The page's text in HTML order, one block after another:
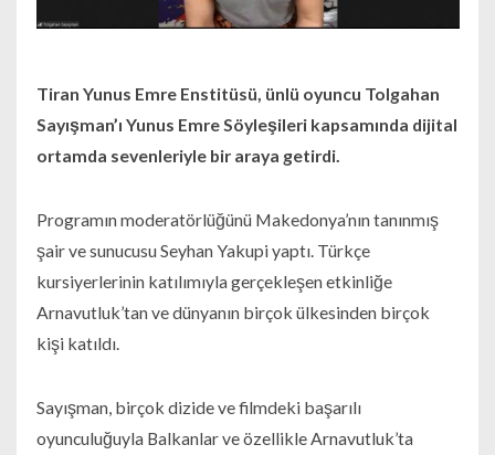
Tiran Yunus Emre Enstitüsü, ünlü oyuncu Tolgahan
Sayışman’ı Yunus Emre Söyleşileri kapsamında dijital
ortamda sevenleriyle bir araya getirdi.
Programın moderatörlüğünü Makedonya’nın tanınmış
şair ve sunucusu Seyhan Yakupi yaptı. Türkçe
kursiyerlerinin katılımıyla gerçekleşen etkinliğe
Arnavutluk’tan ve dünyanın birçok ülkesinden birçok
kişi katıldı.
Sayışman, birçok dizide ve filmdeki başarılı
oyunculuğuyla Balkanlar ve özellikle Arnavutluk’ta